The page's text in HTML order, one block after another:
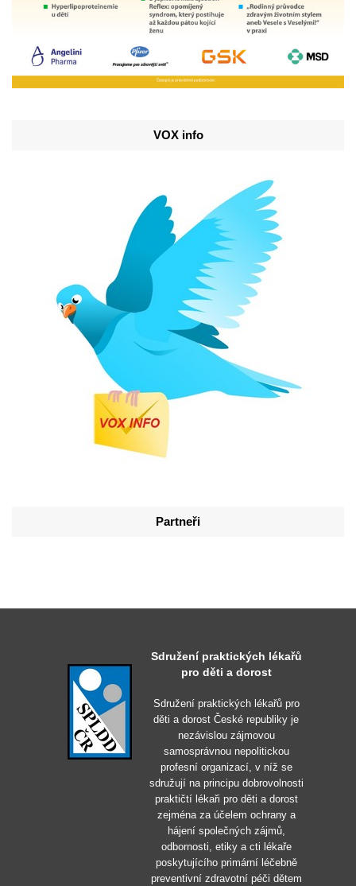
VOX info
Partneři
Sdružení praktických lékařů
pro děti a dorost
Sdružení praktických lékařů pro
děti a dorost České republiky je
nezávislou zájmovou
samosprávnou nepolitickou
profesní organizací, v níž se
sdružují na principu dobrovolnosti
praktičtí lékaři pro děti a dorost
zejména za účelem ochrany a
hájení společných zájmů,
odbornosti, etiky a cti lékaře
poskytujícího primární léčebně
preventivní zdravotní péči dětem